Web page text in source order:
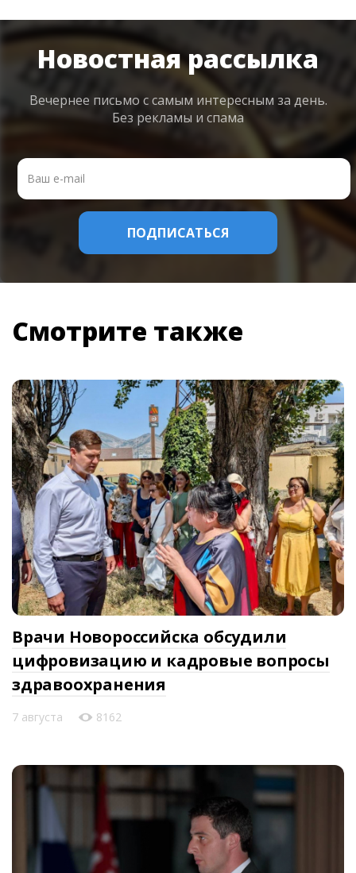
Новостная рассылка
Вечернее письмо с самым интересным за день.
Без рекламы и спама
Смотрите также
Врачи Новороссийска обсудили
цифровизацию и кадровые вопросы
здравоохранения
7 августа 8162